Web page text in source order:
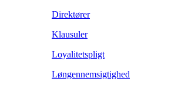
Direktører
Klausuler
Loyalitetspligt
Løngennemsigtighed